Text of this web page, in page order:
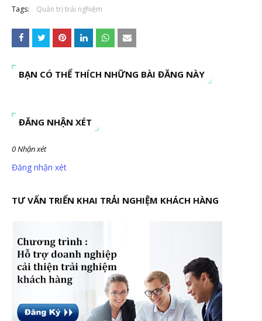
Tags: Quản trị trải nghiệm
BẠN CÓ THỂ THÍCH NHỮNG BÀI ĐĂNG NÀY
ĐĂNG NHẬN XÉT
0 Nhận xét
Đăng nhận xét
TƯ VẤN TRIỂN KHAI TRẢI NGHIỆM KHÁCH HÀNG